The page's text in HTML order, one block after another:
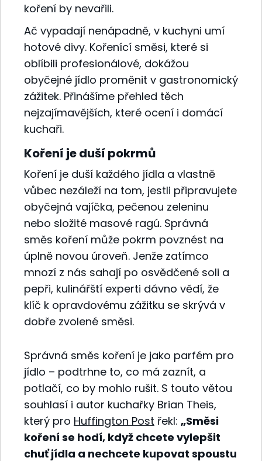
koření by nevařili.
Ač vypadají nenápadně, v kuchyni umí
hotové divy. Kořenící směsi, které si
oblíbili profesionálové, dokážou
obyčejné jídlo proměnit v gastronomický
zážitek. Přinášíme přehled těch
nejzajímavějších, které ocení i domácí
kuchaři.
Koření je duší pokrmů
Koření je duší každého jídla a vlastně
vůbec nezáleží na tom, jestli připravujete
obyčejná vajíčka, pečenou zeleninu
nebo složité masové ragú. Správná
směs koření může pokrm povznést na
úplně novou úroveň. Jenže zatímco
mnozí z nás sahají po osvědčené soli a
pepři, kulinářští experti dávno vědí, že
klíč k opravdovému zážitku se skrývá v
dobře zvolené směsi.
Správná směs koření je jako parfém pro
jídlo – podtrhne to, co má zaznít, a
potlačí, co by mohlo rušit. S touto větou
souhlasí i autor kuchařky Brian Theis,
který pro Huffington Post řekl: „Směsi
koření se hodí, když chcete vylepšit
chuť jídla a nechcete kupovat spoustu